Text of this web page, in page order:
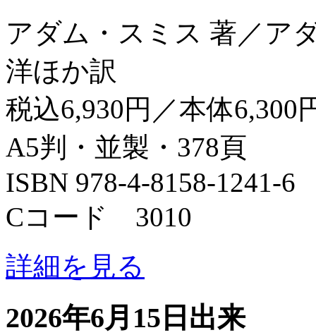
アダム・スミス 著／ア
洋ほか訳
税込6,930円／本体6,300
A5判・並製・378頁
ISBN 978-4-8158-1241-6
Cコード 3010
詳細を見る
2026年6月15日出来